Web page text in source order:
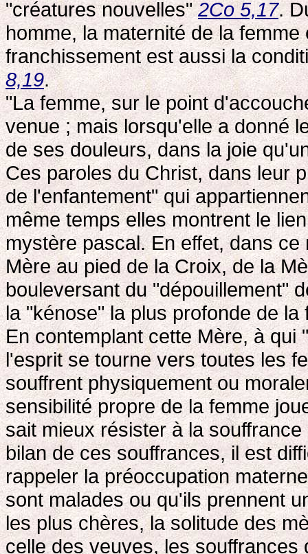
"créatures nouvelles"2Co 5,17.
homme, la maternité de la
franchissement est aussi la
8,19.
"La femme, sur le point
venue ; mais lorsqu'elle a donné
de ses douleurs, dans la joie
Ces paroles du Christ, dans leur
de l'enfantement" qui
même temps elles montrent le
mystère pascal. En effet, dans
Mère au pied de la Croix, de la
bouleversant du "dépouillement"
la "kénose" la plus profonde de
En contemplant cette Mère, à
l'esprit se tourne vers toutes les
souffrent physiquement ou
sensibilité propre de la femme
sait mieux résister à la
bilan de ces souffrances, il est
rappeler la préoccupation
sont malades ou qu'ils prennent
les plus chères, la solitude des
celle des veuves, les